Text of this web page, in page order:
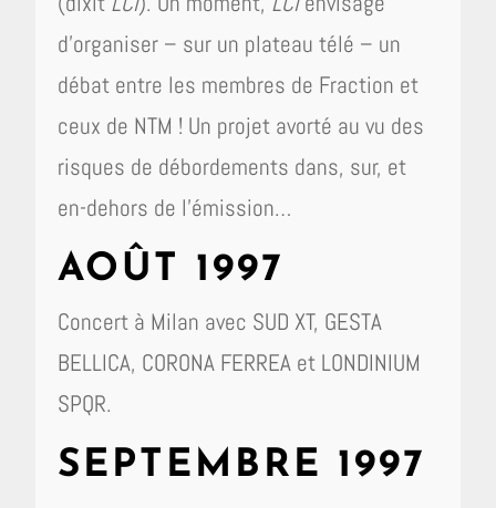
d’organiser – sur un plateau télé – un
débat entre les membres de Fraction et
ceux de NTM ! Un projet avorté au vu des
risques de débordements dans, sur, et
en-dehors de l’émission…
AOÛT 1997
Concert à Milan avec SUD XT, GESTA
BELLICA, CORONA FERREA et LONDINIUM
SPQR.
SEPTEMBRE 1997